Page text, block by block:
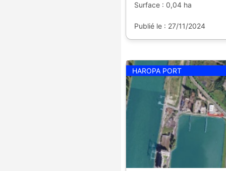
Surface : 0,04 ha
Publié le : 27/11/2024
HAROPA PORT